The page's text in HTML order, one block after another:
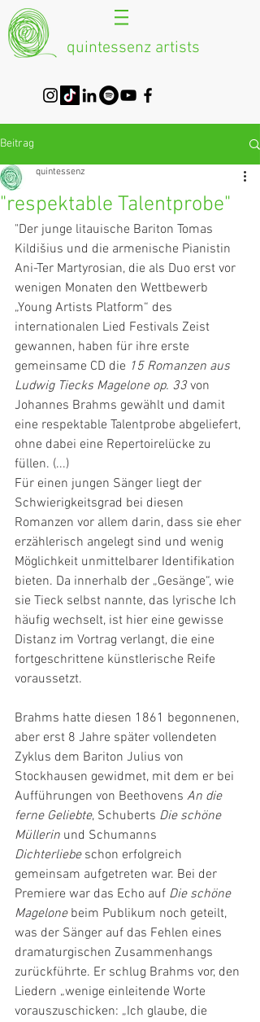
quintessenz artists
Beitrag
"respektable Talentprobe"
quintessenz
"Der junge litauische Bariton Tomas
Kildišius und die armenische Pianistin
Ani-Ter Martyrosian, die als Duo erst vor
wenigen Monaten den Wettbewerb
„Young Artists Platform“ des
internationalen Lied Festivals Zeist
gewannen, haben für ihre erste
gemeinsame CD die 15 Romanzen aus
Ludwig Tiecks Magelone op. 33 von
Johannes Brahms gewählt und damit
eine respektable Talentprobe abgeliefert,
ohne dabei eine Repertoirelücke zu
füllen. (...)
Für einen jungen Sänger liegt der
Schwierigkeitsgrad bei diesen
Romanzen vor allem darin, dass sie eher
erzählerisch angelegt sind und wenig
Möglichkeit unmittelbarer Identifikation
bieten. Da innerhalb der „Gesänge“, wie
sie Tieck selbst nannte, das lyrische Ich
häufig wechselt, ist hier eine gewisse
Distanz im Vortrag verlangt, die eine
fortgeschrittene künstlerische Reife
voraussetzt.
Brahms hatte diesen 1861 begonnenen,
aber erst 8 Jahre später vollendeten
Zyklus dem Bariton Julius von
Stockhausen gewidmet, mit dem er bei
Aufführungen von Beethovens An die
ferne Geliebte, Schuberts Die schöne
Müllerin und Schumanns
Dichterliebe schon erfolgreich
gemeinsam aufgetreten war. Bei der
Premiere war das Echo auf Die schöne
Magelone beim Publikum noch geteilt,
was der Sänger auf das Fehlen eines
dramaturgischen Zusammenhangs
zurückführte. Er schlug Brahms vor, den
Liedern „wenige einleitende Worte
vorauszuschicken: „Ich glaube, die